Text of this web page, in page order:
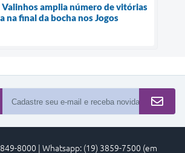
Valinhos amplia número de vitórias
na final da bocha nos Jogos
8000 | Whatsapp: (19) 3859-7500 (em